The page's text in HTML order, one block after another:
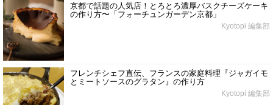
京都で話題の人気店！とろとろ濃厚バスクチーズケーキ
の作り方〜「フォーチュンガーデン京都」
Kyotopi 編集部
フレンチシェフ直伝、フランスの家庭料理『ジャガイモ
とミートソースのグラタン』の作り方
Kyotopi 編集部